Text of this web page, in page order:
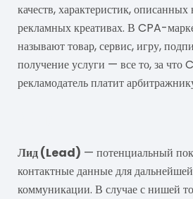
качеств, характеристик,
рекламных креативах. В CPA-
называют товар, сервис, игру,
получение услуги — все то, за что
рекламодатель платит
Лид (Lead) — потенциальный
контактные данные для
коммуникации. В случае с нишей